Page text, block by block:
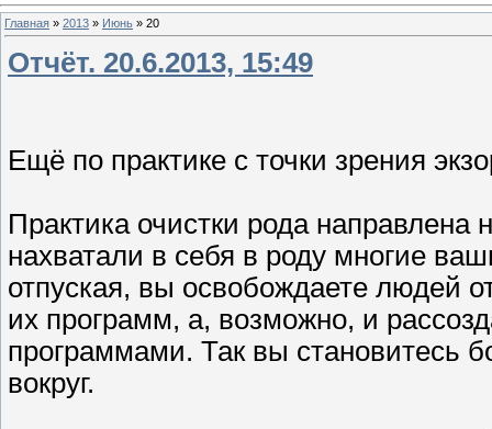
Главная » 2013 » Июнь » 20
Отчёт. 20.6.2013, 15:49
Ещё по практике с точки зрения
Практика очистки рода направлена
нахватали в себя в роду многие
отпуская, вы освобождаете людей
их программ, а, возможно, и
программами. Так вы становитесь
вокруг.